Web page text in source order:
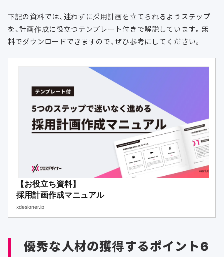
下記の資料では、迷わずに採用計画を立てられるようステップ
を、計画作成に役立つテンプレート付きで解説しています。無
料でダウンロードできますので、ぜひ参考にしてください。
【お役立ち資料】
採用計画作成マニュアル
xdesigner.jp
優秀な人材の獲得するポイント6